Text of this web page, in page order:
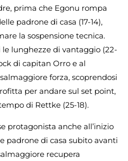
prima che Egonu rompa
padrone di casa (17-14),
la sospensione tecnica.
lunghezze di vantaggio (22-
di capitan Orro e al
forza, scoprendosi
per andare sul set point,
di Rettke (25-18).
protagonista anche all’inizio
padrone di casa subito avanti
recupera